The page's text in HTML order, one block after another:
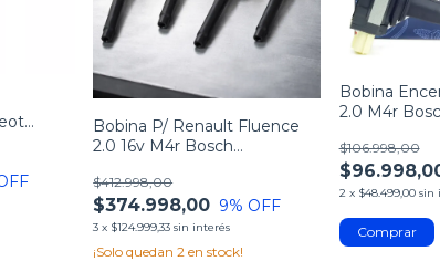
Bobina P/ Renault Fluence
2.0 16v M4r Bosch
$374.998,00
$412.998,00
9% OFF
3 x $124.999,33 sin interés
¡Solo quedan2 en stock!
Bobina
2.0 M4r
$106.998,00
2 x $48.499,00 sin